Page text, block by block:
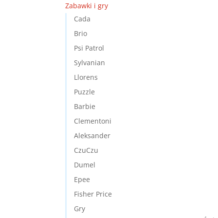
Zabawki i gry
Cada
Brio
Psi Patrol
Sylvanian
Llorens
Puzzle
Barbie
Clementoni
Aleksander
CzuCzu
Dumel
Epee
Fisher Price
Gry